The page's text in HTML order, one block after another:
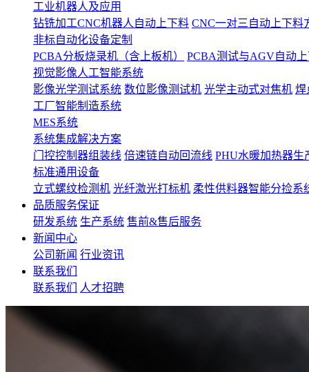
工业机器人及应用
钻铣加工CNC机器人自动上下料 CNC一对三自动上下料
非标自动化设备定制
PCBA分板烧录机（含上板机）
PCBA测试与AGV自动
视觉影像人工智能系统
影像光学测试系统 数位影像测试机 光学主动式对焦机 焊
工厂智能制造系统
MES系统
系统集成解决方案
门控控制器组装线 倍速链自动回流线 PHU水暖加热器生
标准通用设备
立式螺纹检测机 光纤激光打标机 柔性供料器智能分捡系
品质服务保证
研发系统 生产系统 售前&售后服务
新闻中心
公司新闻 行业资讯
联系我们
联系我们
人才招聘